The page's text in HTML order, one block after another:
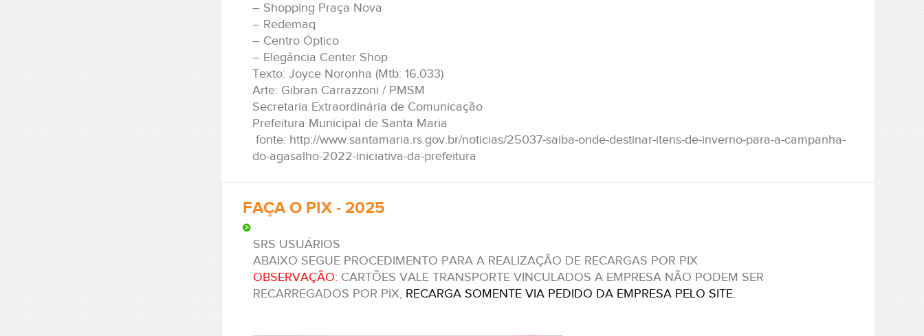
– Shopping Praça Nova
– Redemaq
– Centro Óptico
– Elegância Center Shop
Texto: Joyce Noronha (Mtb: 16.033)
Arte: Gibran Carrazzoni / PMSM
Secretaria Extraordinária de Comunicação
Prefeitura Municipal de Santa Maria
fonte: http://www.santamaria.rs.gov.br/noticias/25037-saiba-onde-destinar-itens-de-inverno-para-a-campanha-
do-agasalho-2022-iniciativa-da-prefeitura
FAÇA O PIX - 2025
SRS USUÁRIOS
ABAIXO SEGUE PROCEDIMENTO PARA A REALIZAÇÃO DE RECARGAS POR PIX
OBSERVAÇÃO: CARTÕES VALE TRANSPORTE VINCULADOS A EMPRESA NÃO PODEM SER
RECARREGADOS POR PIX, RECARGA SOMENTE VIA PEDIDO DA EMPRESA PELO SITE.